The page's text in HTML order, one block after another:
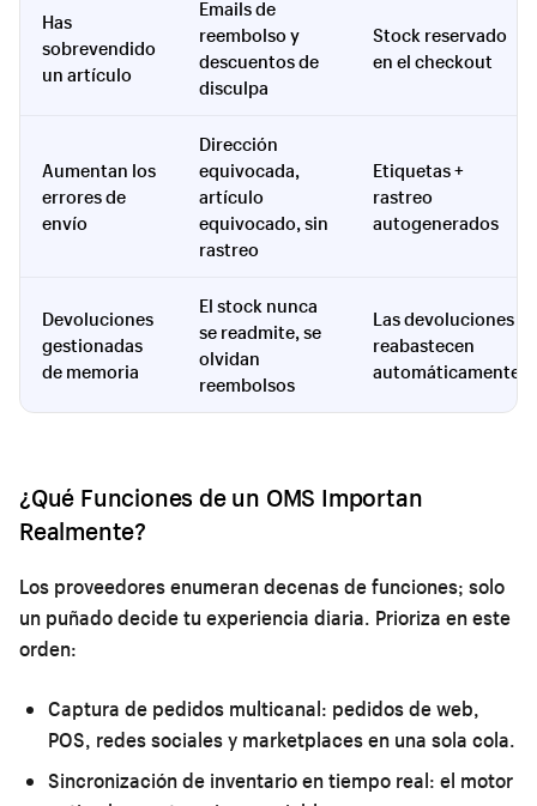
Has
sobrevendido
un artículo
Emails de
reembolso y
descuentos de
disculpa
Stock reservado
en el checkout
Aumentan los
errores de
envío
Dirección
equivocada,
artículo
equivocado, sin
rastreo
Etiquetas +
rastreo
autogenerados
Devoluciones
gestionadas
de memoria
El stock nunca
se readmite, se
olvidan
reembolsos
Las devoluciones
reabastecen
automáticamente
¿Qué Funciones de un OMS Importan
Realmente?
Los proveedores enumeran decenas de funciones; solo
un puñado decide tu experiencia diaria. Prioriza en este
orden:
Captura de pedidos multicanal: pedidos de web,
POS, redes sociales y marketplaces en una sola cola.
Sincronización de inventario en tiempo real: el motor